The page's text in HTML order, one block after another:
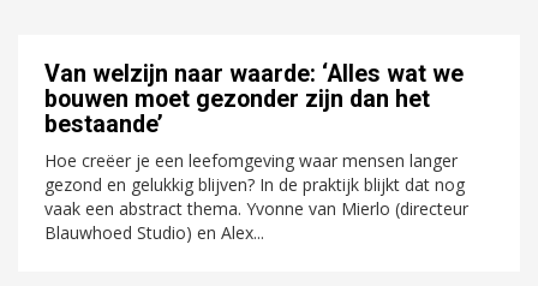
Van welzijn naar waarde: ‘Alles wat we
bouwen moet gezonder zijn dan het
bestaande’
Hoe creëer je een leefomgeving waar mensen langer
gezond en gelukkig blijven? In de praktijk blijkt dat nog
vaak een abstract thema. Yvonne van Mierlo (directeur
Blauwhoed Studio) en Alex...